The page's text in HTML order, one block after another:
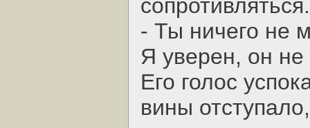
сопротивляться.
- Ты ничего не
Я уверен, он не
Его голос
вины